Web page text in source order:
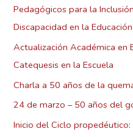
o
r
:
Pedagógicos para la
Discapacidad en la
Actualización Académica en
Catequesis en la Escuela
Charla a 50 años de la
24 de marzo – 50 años del
Inicio del Ciclo